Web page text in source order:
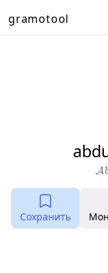
gramotool
Сохранить